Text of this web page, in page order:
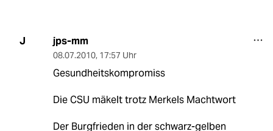
J jps-mm
08.07.2010, 17:57 Uhr
Gesundheitskompromiss
Die CSU mäkelt trotz Merkels Machtwort
Der Burgfrieden in der schwarz-gelben